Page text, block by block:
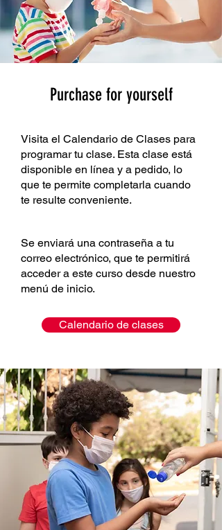
Purchase for yourself
Visita el Calendario de Clases para
programar tu clase. Esta clase está
disponible en línea y a pedido, lo
que te permite completarla cuando
te resulte conveniente.
Se enviará una contraseña a tu
correo electrónico, que te permitirá
acceder a este curso desde nuestro
menú de inicio.
Calendario de clases